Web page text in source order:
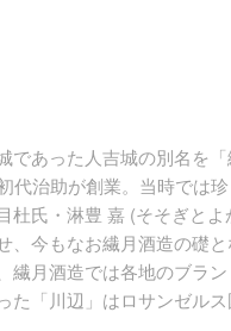
あった人吉城の別名を
代治助が創業。当時では
杜氏・淋豊 嘉 (そそぎと
、今もなお繊月酒造の礎
月酒造では各地のブラ
た「川辺」はロサンゼル